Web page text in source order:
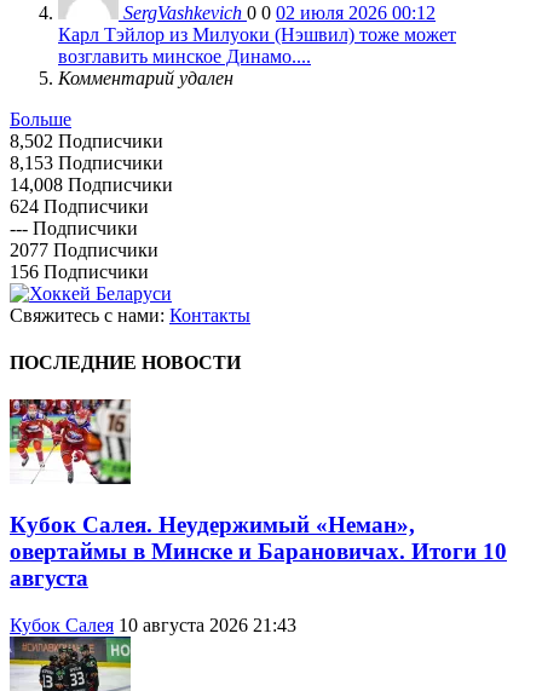
SergVashkevich 0 0 02 июля 2026 00:12
Карл Тэйлор из Милуоки (Нэшвил) тоже может
возглавить минское Динамо....
Комментарий удален
Больше
8,502 Подписчики
8,153 Подписчики
14,008 Подписчики
624 Подписчики
--- Подписчики
2077 Подписчики
156 Подписчики
Свяжитесь с нами: Контакты
ПОСЛЕДНИЕ НОВОСТИ
Кубок Салея. Неудержимый «Неман»,
овертаймы в Минске и Барановичах. Итоги 10
августа
Кубок Салея 10 августа 2026 21:43